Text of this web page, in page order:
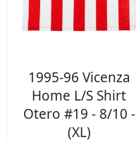
1995-96 Vicenza
Home L/S Shirt
Otero #19 - 8/10 -
(XL)